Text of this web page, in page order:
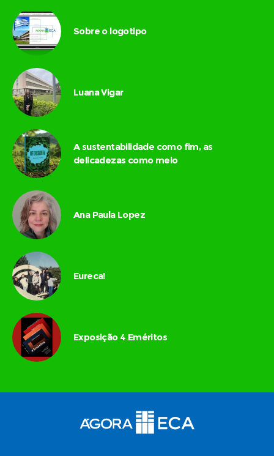
Sobre o logotipo
Luana Vigar
A sustentabilidade como fim, as
delicadezas como meio
Ana Paula Lopez
Eureca!
Exposição 4 Eméritos